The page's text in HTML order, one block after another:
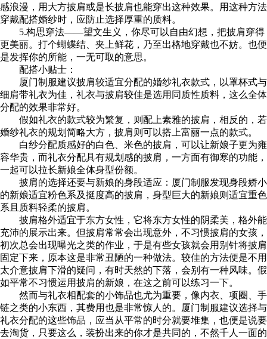
感浪漫，用大方披肩或是长披肩也能穿出这种效果。用这种方法
穿戴配搭婚纱时，应防止选择厚重的质料。
5.构思穿法——望文生义，你尽可以自由幻想，把披肩穿得
更美丽。打个蝴蝶结、夹上鲜花，乃至出格地穿戴也不妨。也便
是发挥你的所能，一无可取的意思。
配搭小贴士：
厦门制服建议披肩较适宜分配的婚纱礼衣款式，以罩杯式与
细肩带礼衣为佳，礼衣与披肩较佳是选用同质性质料，这么全体
分配的效果非常好。
假如礼衣的款式较为繁复，则配上素雅的披肩，相反的，若
婚纱礼衣的规划简略大方，披肩则可以搭上富丽一点的款式。
白纱分配质感好的白色、米色的披肩，可以让新娘子更为雍
容华贵，而礼衣分配具有规划感的披肩，一方面有御寒的功能，
一起可以拉长新娘全体身型份额。
披肩的选择还要与新娘的身段适应：厦门制服发现身段娇小
的新娘适宜粉色系及挺度高的披肩，身型巨大的新娘则适宜重色
系且质料轻柔的披肩。
披肩格外适宜于东方女性，它将东方女性的阴柔美，格外能
充沛的展示出来。但披肩常常会出现意外，不习惯披肩的女孩，
初次总会出现曝光之类的作业，于是有些女孩就会用别针将披肩
固定下来，原本这是非常丑陋的一种做法。较佳的方法便是不用
太介意披肩下滑的疑问，有时天然的下落，会别有一种风味。假
如平常不习惯运用披肩的新娘，在这之前可以练习一下。
然而与礼衣相配套的小饰品也尤为重要，像内衣、项圈、手
链之类的小东西，其费用也是非常惊人的。厦门制服建议选择与
礼衣分配的这些饰品，应当从平常的时分就要堆集，也便是说要
去淘货，只要这么，装扮出来的你才是共同的，不然千人一面的